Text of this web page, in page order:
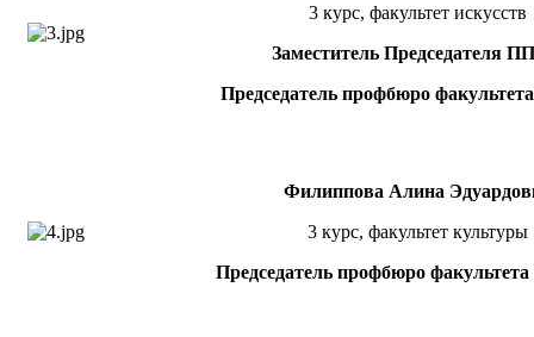
3 курс, факультет искусств
Заместитель Председателя
Председатель профбюро
Филиппова Алина
3 курс, факультет культуры
Председатель профбюро